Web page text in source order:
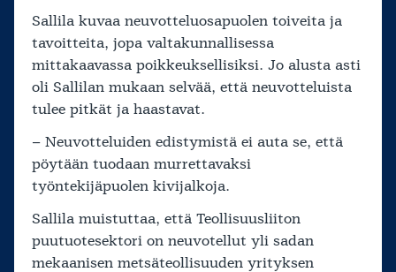
Sallila kuvaa neuvotteluosapuolen toiveita ja
tavoitteita, jopa valtakunnallisessa
mittakaavassa poikkeuksellisiksi. Jo alusta asti
oli Sallilan mukaan selvää, että neuvotteluista
tulee pitkät ja haastavat.
– Neuvotteluiden edistymistä ei auta se, että
pöytään tuodaan murrettavaksi
työntekijäpuolen kivijalkoja.
Sallila muistuttaa, että Teollisuusliiton
puutuotesektori on neuvotellut yli sadan
mekaanisen metsäteollisuuden yrityksen